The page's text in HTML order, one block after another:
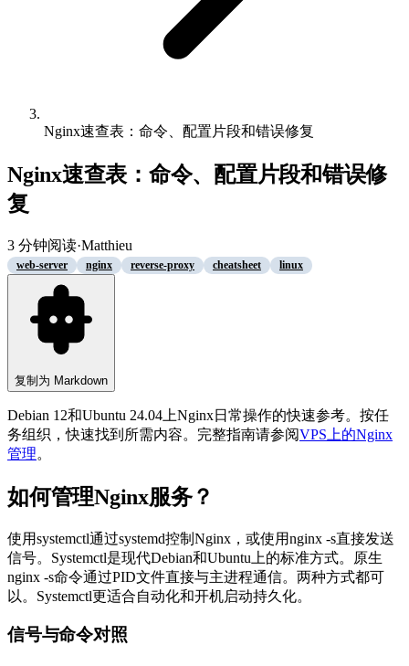
Nginx速查表：命令、配置片段和错误修复
Nginx速查表：命令、配置片段和错误修
复
3 分钟阅读·Matthieu
web-server nginx reverse-proxy cheatsheet linux
复制为 Markdown
Debian 12和Ubuntu 24.04上Nginx日常操作的快速参考。按任
务组织，快速找到所需内容。完整指南请参阅VPS上的Nginx
管理。
如何管理Nginx服务？
使用systemctl通过systemd控制Nginx，或使用nginx -s直接发送
信号。Systemctl是现代Debian和Ubuntu上的标准方式。原生
nginx -s命令通过PID文件直接与主进程通信。两种方式都可
以。Systemctl更适合自动化和开机启动持久化。
信号与命令对照